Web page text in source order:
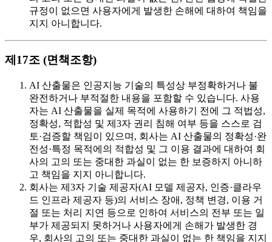
규정이 없으면 사용자에게 발생한 손해에 대하여 책임을
지지 아니합니다.
제17조 (면책조항)
AI 산출물은 인공지능 기술의 특성상 부정확하거나 불
완전하거나 부적절한 내용을 포함할 수 있습니다. 사용
자는 AI 산출물을 실제 목적에 사용하기 전에 그 적법성,
정확성, 적합성 및 제3자 권리 침해 여부 등을 스스로 검
토·검증할 책임이 있으며, 회사는 AI 산출물의 정확성·완
전성·특정 목적에의 적합성 및 그 이용 결과에 대하여 회
사의 고의 또는 중대한 과실이 없는 한 보증하지 아니하
고 책임을 지지 아니합니다.
회사는 제3자 기술 제공자(AI 모델 제공자, 인증·클라우
드 인프라 제공자 등)의 서비스 장애, 정책 변경, 이용 거
절 또는 처리 지연 등으로 인하여 서비스의 전부 또는 일
부가 제공되지 못하거나 사용자에게 손해가 발생한 경
우, 회사의 고의 또는 중대한 과실이 없는 한 책임을 지지